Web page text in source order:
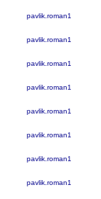
pavlik.roman1
pavlik.roman1
pavlik.roman1
pavlik.roman1
pavlik.roman1
pavlik.roman1
pavlik.roman1
pavlik.roman1